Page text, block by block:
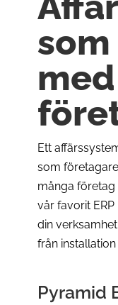
Ett
som
många företag
vår favorit
din
från
Pyramid